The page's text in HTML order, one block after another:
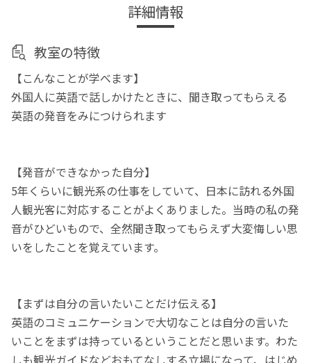
詳細情報
教室の特徴
【こんなことが学べます】
外国人に英語で話しかけたときに、聞き取ってもらえる
英語の発音をみにつけられます
【発音ができなかった自分】
5年くらいに観光系の仕事をしていて、日本に訪れる外国
人観光客に対応することがよくありました。当時の私の発
音がひどいもので、全然聞き取ってもらえず大変悔しい思
いをしたことを覚えています。
【まずは自分の言いたいことだけ伝える】
英語のコミュニケーションで大切なことは自分の言いた
いことをまずは持っているということだと思います。わた
しも観光ガイドなどおもてなしする立場になって、はじめ